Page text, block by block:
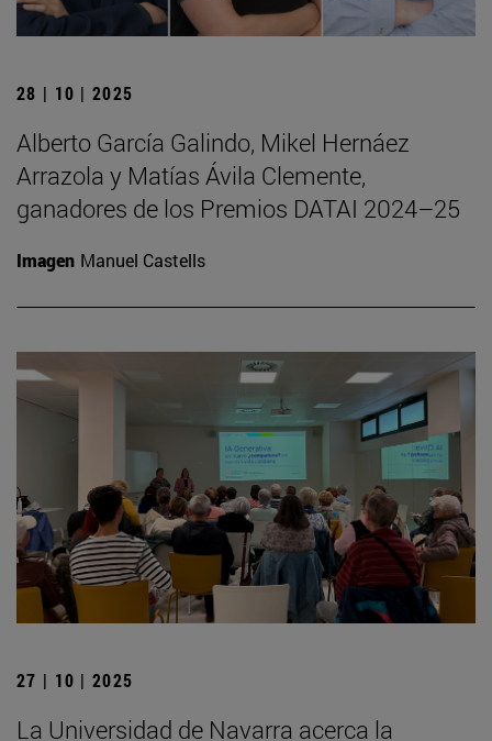
28 | 10 | 2025
Alberto García Galindo, Mikel Hernáez
Arrazola y Matías Ávila Clemente,
ganadores de los Premios DATAI 2024–25
Imagen Manuel Castells
27 | 10 | 2025
La Universidad de Navarra acerca la